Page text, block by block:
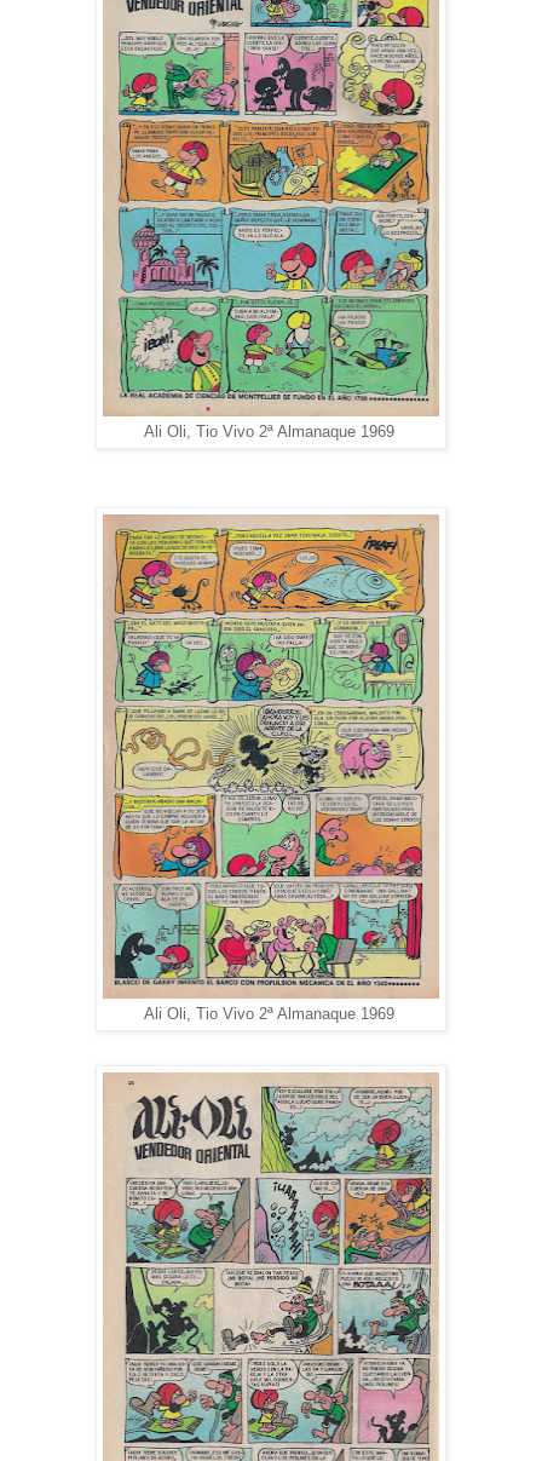
Ali Oli, Tio Vivo 2ª Almanaque 1969
Ali Oli, Tio Vivo 2ª Almanaque 1969